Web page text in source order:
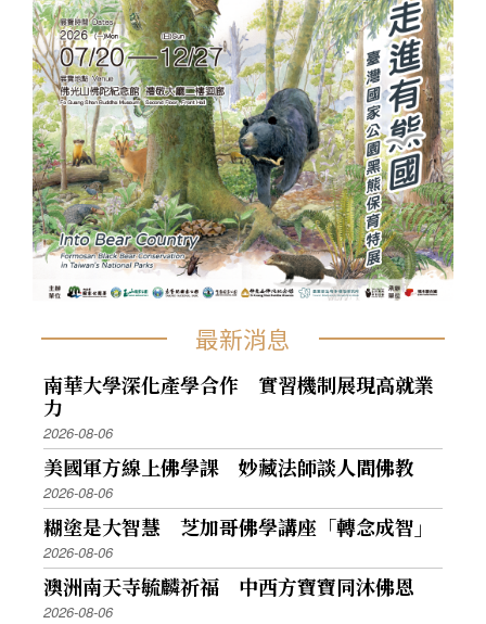
最新消息
南華大學深化產學合作 實習機制展現高就業
力
2026-08-06
美國軍方線上佛學課 妙藏法師談人間佛教
2026-08-06
糊塗是大智慧 芝加哥佛學講座「轉念成智」
2026-08-06
澳洲南天寺毓麟祈福 中西方寶寶同沐佛恩
2026-08-06